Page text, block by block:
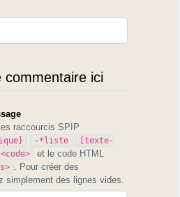
commentaire ici
raccourcis SPIP
-*liste
[texte-
<code> et le code HTML
. Pour créer des
simplement des lignes vides.